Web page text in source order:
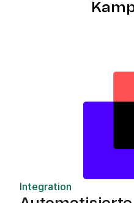
Integration